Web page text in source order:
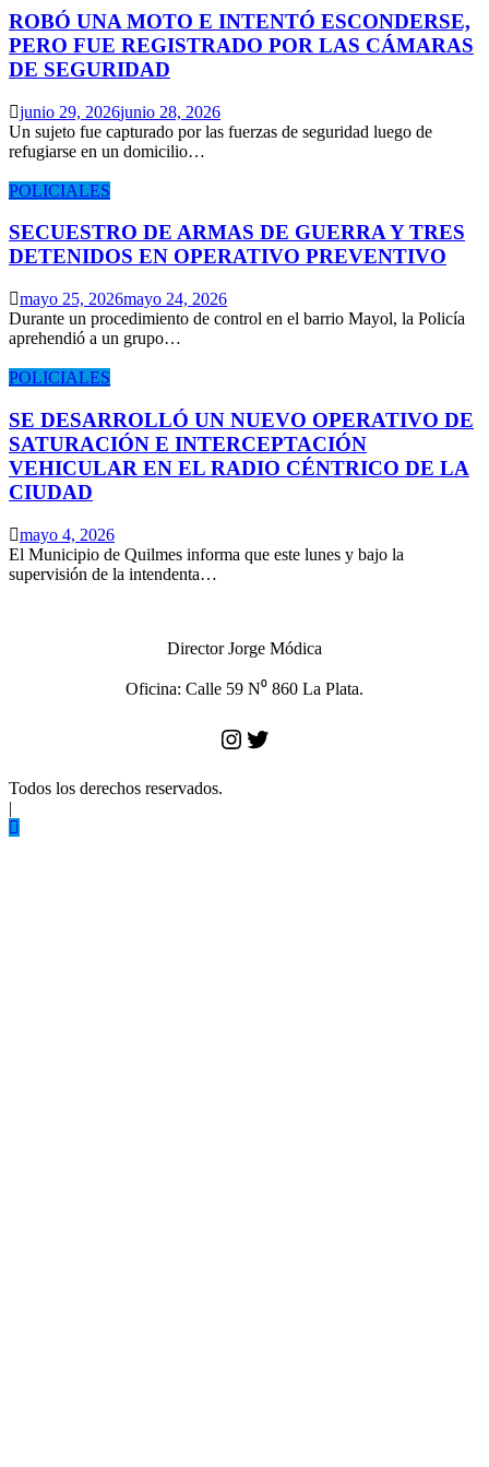
ROBÓ UNA MOTO E INTENTÓ ESCONDERSE,
PERO FUE REGISTRADO POR LAS CÁMARAS
DE SEGURIDAD
junio 29, 2026junio 28, 2026
Un sujeto fue capturado por las fuerzas de seguridad luego de
refugiarse en un domicilio…
POLICIALES
SECUESTRO DE ARMAS DE GUERRA Y TRES
DETENIDOS EN OPERATIVO PREVENTIVO
mayo 25, 2026mayo 24, 2026
Durante un procedimiento de control en el barrio Mayol, la Policía
aprehendió a un grupo…
POLICIALES
SE DESARROLLÓ UN NUEVO OPERATIVO DE
SATURACIÓN E INTERCEPTACIÓN
VEHICULAR EN EL RADIO CÉNTRICO DE LA
CIUDAD
mayo 4, 2026
El Municipio de Quilmes informa que este lunes y bajo la
supervisión de la intendenta…
Director Jorge Módica
Oficina: Calle 59 N⁰ 860 La Plata.
Instagram
Twitter
Todos los derechos reservados.
|